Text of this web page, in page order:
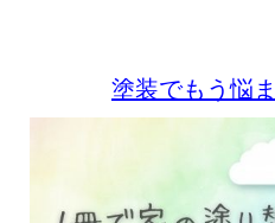
塗装でもう悩